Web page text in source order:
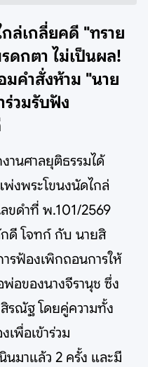
ล่เกลี่ยคดี "ทราย
ดกตา ไม่เป็นผล!
คำสั่งห้าม "นาย
วมรับฟัง
านศาลยุติธรรมได้
งพระโขนงนัดไกล่
ขดำที่ พ.101/2569
ดี โจทก์ กับ นายสิ
รฟ้องเพิกถอนการให้
อของนางจีรานุช ซึ่ง
รณัฐ โดยคู่ความทั้ง
เพื่อเข้าร่วม
นมาแล้ว 2 ครั้ง และมี